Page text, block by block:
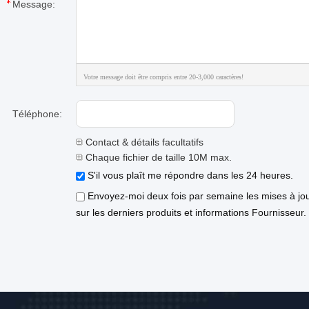
Message:
Votre message doit être compris entre 20-3,000 caractères!
Téléphone:
Contact & détails facultatifs
Chaque fichier de taille 10M max.
S'il vous plaît me répondre dans les 24 heures.
Envoyez-moi deux fois par semaine les mises à
sur les derniers produits et informations Fournisseur.